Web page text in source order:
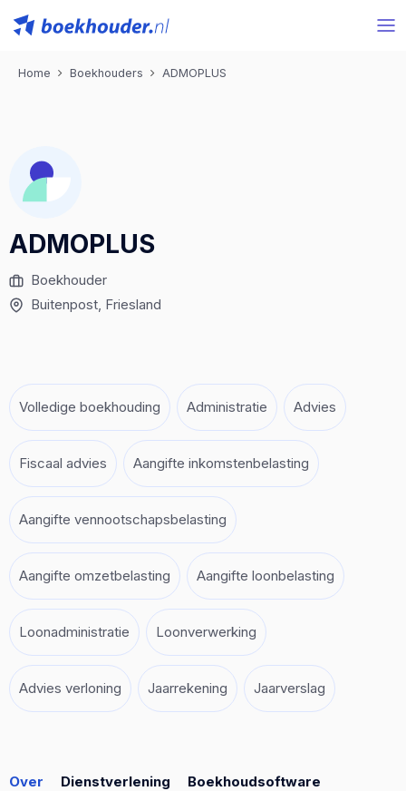
Home Boekhouders ADMOPLUS
ADMOPLUS
Boekhouder
Buitenpost, Friesland
Volledige boekhouding Administratie Advies
Fiscaal advies Aangifte inkomstenbelasting
Aangifte vennootschapsbelasting
Aangifte omzetbelasting Aangifte loonbelasting
Loonadministratie Loonverwerking
Advies verloning Jaarrekening Jaarverslag
Over Dienstverlening Boekhoudsoftware